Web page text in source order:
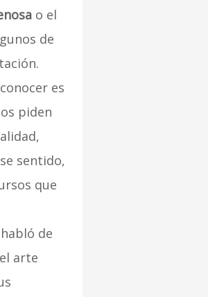
o el
de
es
piden
sentido,
que
de
arte